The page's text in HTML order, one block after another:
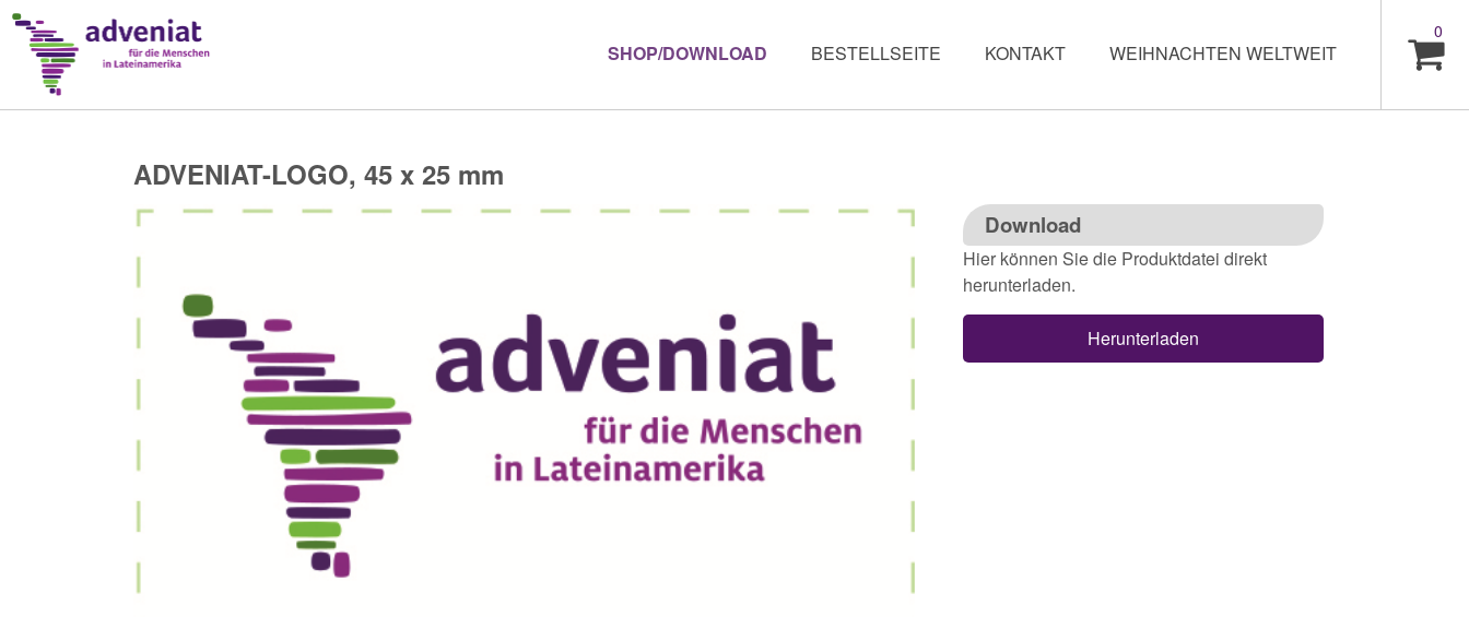
0
SHOP/DOWNLOAD BESTELLSEITE KONTAKT WEIHNACHTEN WELTWEIT
ADVENIAT-LOGO, 45 x 25 mm
Download
Hier können Sie die Produktdatei direkt
herunterladen.
Herunterladen